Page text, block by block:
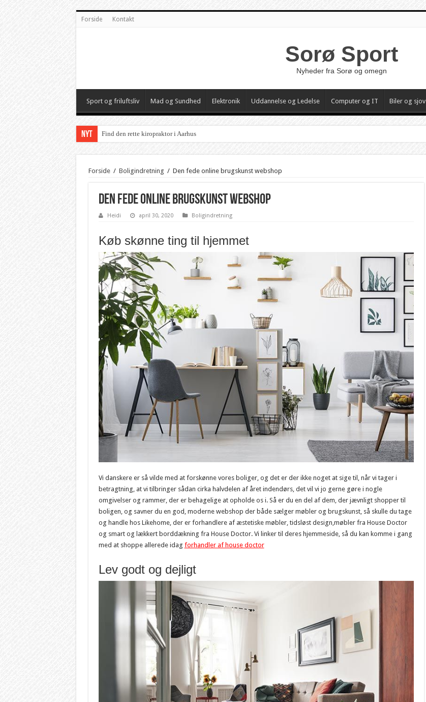
Forside Kontakt
Sorø Sport
Nyheder fra Sorø og omegn
Sport og friluftsliv Mad og Sundhed Elektronik Uddannelse og Ledelse Computer og IT Biler og sjov
NYT Find den rette kiropraktor i Aarhus
Forside / Boligindretning / Den fede online brugskunst webshop
Den fede online brugskunst webshop
Heidi april 30, 2020 Boligindretning
Køb skønne ting til hjemmet
Vi danskere er så vilde med at forskønne vores boliger, og det er der ikke noget at sige til, når vi tager i
betragtning, at vi tilbringer sådan cirka halvdelen af året indendørs, det vil vi jo gerne gøre i nogle
omgivelser og rammer, der er behagelige at opholde os i. Så er du en del af dem, der jævnligt shopper til
boligen, og savner du en god, moderne webshop der både sælger møbler og brugskunst, så skulle du tage
og handle hos Likehome, der er forhandlere af æstetiske møbler, tidsløst design,møbler fra House Doctor
og smart og lækkert borddækning fra House Doctor. Vi linker til deres hjemmeside, så du kan komme i gang
med at shoppe allerede idag forhandler af house doctor
Lev godt og dejligt